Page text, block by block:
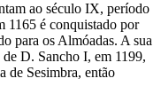
ao século IX, período
1165 é conquistado por
para os Almóadas. A sua
D. Sancho I, em 1199,
de Sesimbra, então